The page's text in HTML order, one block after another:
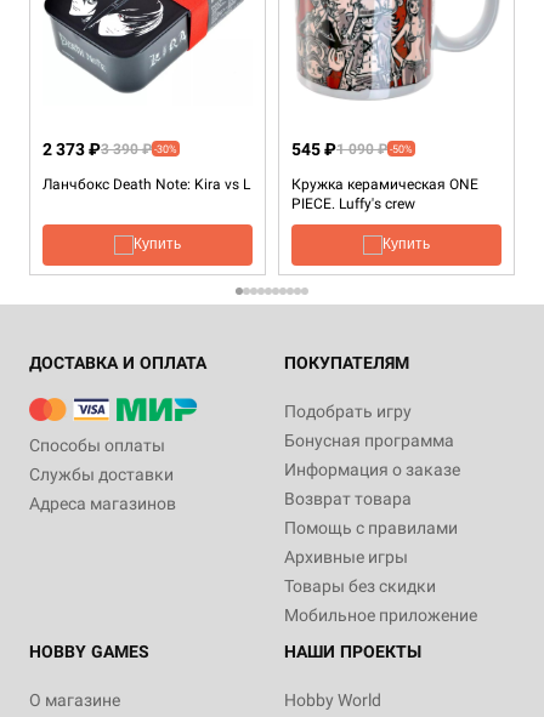
Ланчбокс Death Note: Kira vs L
2 373 ₽3 390 ₽ -30%
Купить
Кружка керамическая ONE
PIECE. Luffy's crew
545 ₽1 090 ₽ -50%
Купить
ДОСТАВКА И ОПЛАТА
Способы оплаты
Службы доставки
Адреса магазинов
ПОКУПАТЕЛЯМ
Подобрать игру
Бонусная программа
Информация о заказе
Возврат товара
Помощь с правилами
Архивные игры
Товары без скидки
Мобильное приложение
HOBBY GAMES
О магазине
НАШИ ПРОЕКТЫ
Hobby World